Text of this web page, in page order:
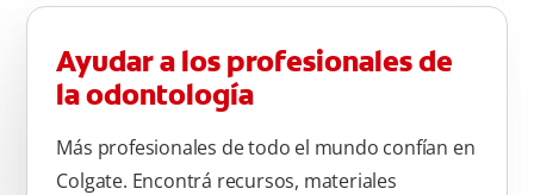
Ayudar a los profesionales de
la odontología
Más profesionales de todo el mundo confían en
Colgate. Encontrá recursos, materiales